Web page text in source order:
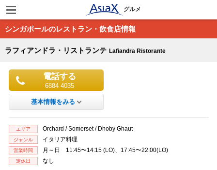
グルメ
シンガポールのレストラン・飲食店情報
ラフィアンドラ・リストランテ Lafiandra Ristorante
電話する
6884 4035
基本情報をみる
エリア Orchard / Somerset / Dhoby Ghaut
ジャンル イタリア料理
営業時間 月～日 11:45〜14:15 (LO)、17:45〜22:00(LO)
定休日 なし